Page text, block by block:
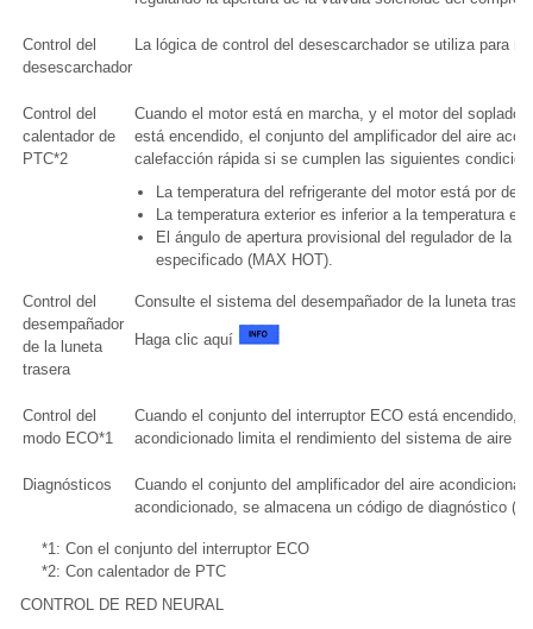
Control del
desescarchador
La lógica de control del desescarchador se utiliza para
Control del
calentador de
PTC*2
Cuando el motor está en marcha, y el motor del
está encendido, el conjunto del amplificador del aire
calefacción rápida si se cumplen las siguientes
La temperatura del refrigerante del motor está por
La temperatura exterior es inferior a la temperatura
El ángulo de apertura provisional del regulador de la
especificado (MAX HOT).
Control del
desempañador
de la luneta
trasera
Consulte el sistema del desempañador de la luneta
Haga clic aquí
Control del
modo ECO*1
Cuando el conjunto del interruptor ECO está encendido,
acondicionado limita el rendimiento del sistema de aire
Diagnósticos
Cuando el conjunto del amplificador del aire
acondicionado, se almacena un código de diagnóstico
*1: Con el conjunto del interruptor ECO
*2: Con calentador de PTC
CONTROL DE RED NEURAL